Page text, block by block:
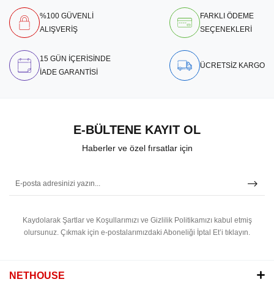
%100 GÜVENLİ
ALIŞVERİŞ
FARKLI ÖDEME
SEÇENEKLERİ
15 GÜN İÇERİSİNDE
İADE GARANTİSİ
ÜCRETSİZ KARGO
E-BÜLTENE KAYIT OL
Haberler ve özel fırsatlar için
Kaydolarak Şartlar ve Koşullarımızı ve Gizlilik Politikamızı kabul etmiş
olursunuz. Çıkmak için e-postalarımızdaki Aboneliği İptal Et’i tıklayın.
NETHOUSE